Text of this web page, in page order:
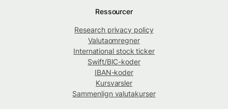
Ressourcer
Research privacy policy
Valutaomregner
International stock ticker
Swift/BIC-koder
IBAN-koder
Kursvarsler
Sammenlign valutakurser